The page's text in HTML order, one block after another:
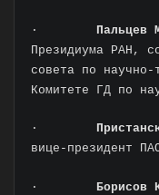
· Пальцев
Президиума РАН,
совета по научно-
Комитете ГД по
·
вице-президент
· Борисов